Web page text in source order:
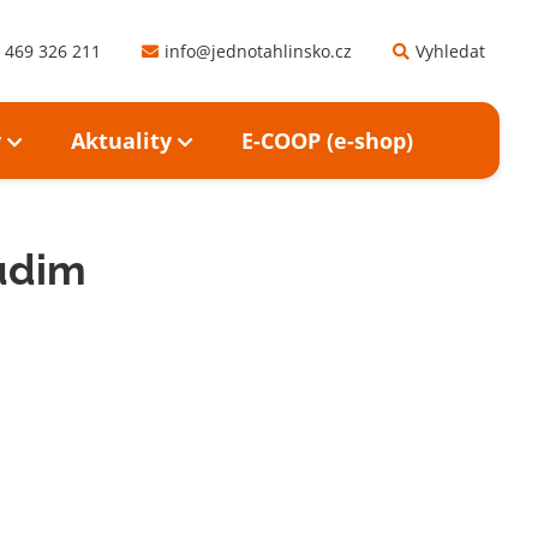
326 211 info@jednotahlinsko.cz Vyhledat
Aktuality E-COOP (e-shop)